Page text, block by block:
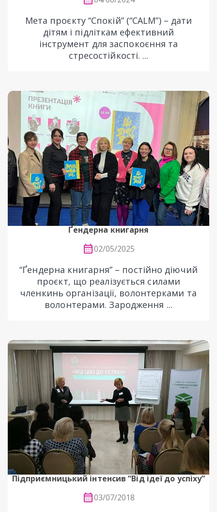
Мета проєкту “Спокій” (“CALM”) – дати
дітям і підліткам ефективний
інструмент для заспокоєння та
стресостійкості. ...
Ґендерна книгарня
02/05/2025
“Ґендерна книгарня” – постійно діючий
проєкт, що реалізується силами
членкинь організації, волонтерками та
волонтерами. Зародження ...
Підприємницький інтенсив “Від ідеї до успіху”
03/07/2018